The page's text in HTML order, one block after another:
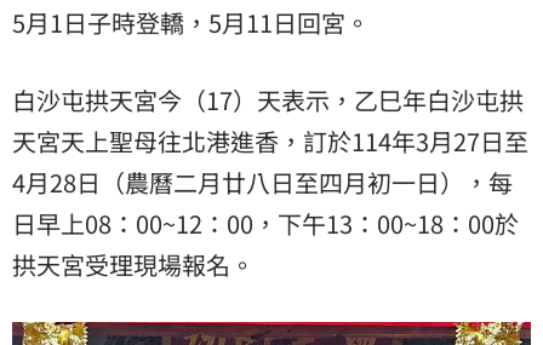
5月1日子時登轎，5月11日回宮。
白沙屯拱天宮今（17）天表示，乙巳年白沙屯拱
天宮天上聖母往北港進香，訂於114年3月27日至
4月28日（農曆二月廿八日至四月初一日），每
日早上08：00~12：00，下午13：00~18：00於
拱天宮受理現場報名。